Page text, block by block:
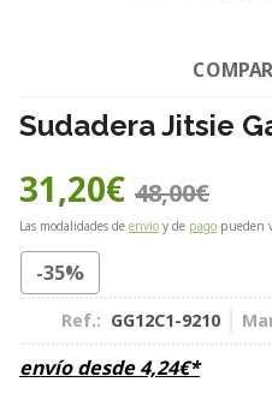
Sudadera Jitsie
31,20€ 48,00€
Las modalidades de envío y de pago pueden
-35%
Ref.: GG12C1-9210
envío desde4,24€*